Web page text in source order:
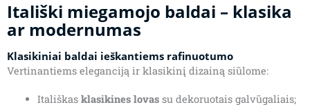
Itališki miegamojo baldai – klasika
ar modernumas
Klasikiniai baldai ieškantiems rafinuotumo
Vertinantiems eleganciją ir klasikinį dizainą siūlome:
Itališkas klasikines lovassu dekoruotais galvūgaliais;